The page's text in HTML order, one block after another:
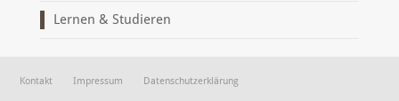
Lernen & Studieren
Kontakt Impressum Datenschutzerklärung